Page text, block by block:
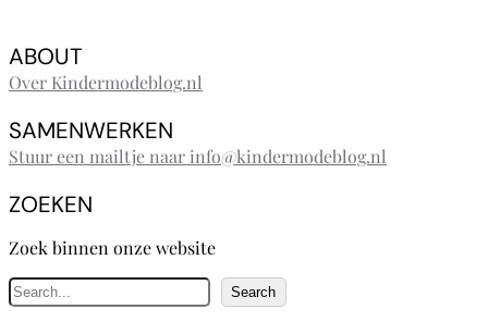
ABOUT
Over Kindermodeblog.nl
SAMENWERKEN
Stuur een mailtje naar info@kindermodeblog.nl
ZOEKEN
Zoek binnen onze website
Z
o
Search